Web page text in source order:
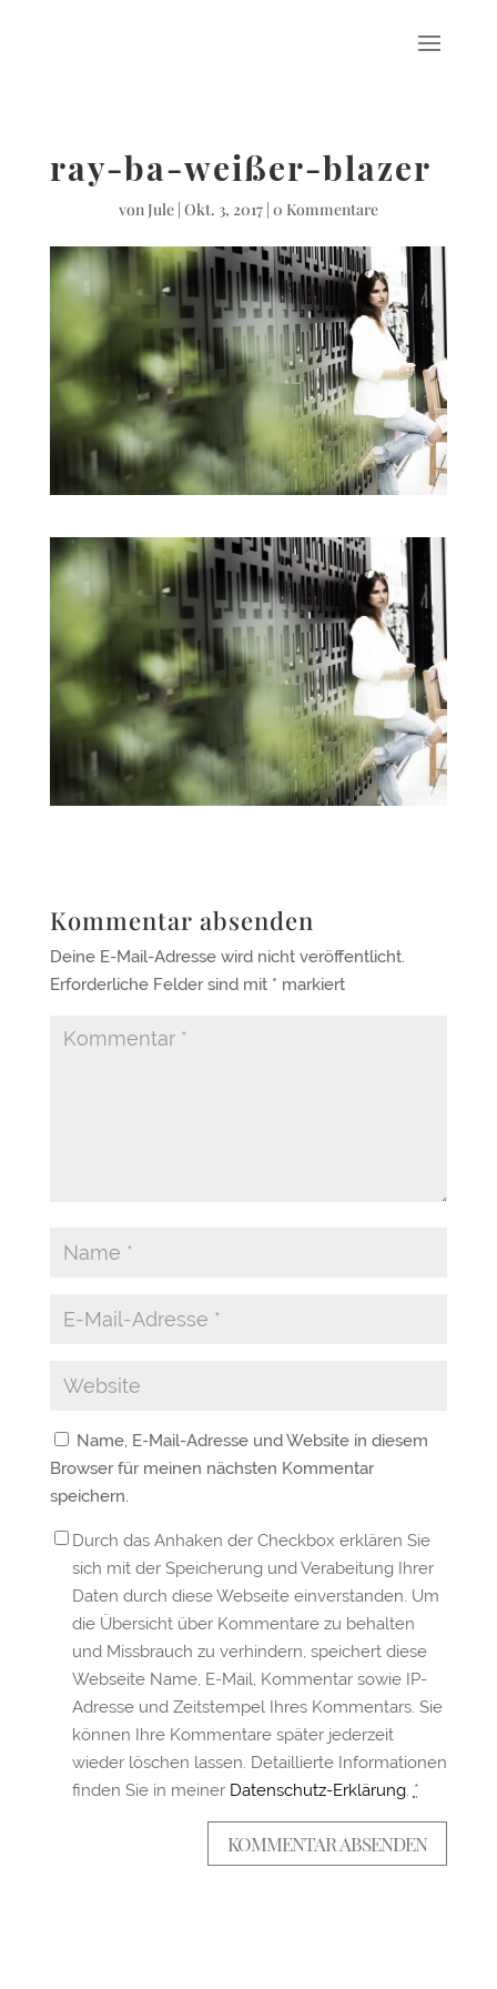
ray-ba-weißer-blazer
vonJule| Okt. 3, 2017| 0 Kommentare
Kommentar absenden
Deine E-Mail-Adresse wird nicht veröffentlicht.
Erforderliche Felder sind mit * markiert
Name, E-Mail-Adresse und Website in diesem
Browser für meinen nächsten Kommentar
speichern.
Durch das Anhaken der Checkbox erklären Sie
sich mit der Speicherung und Verabeitung Ihrer
Daten durch diese Webseite einverstanden. Um
die Übersicht über Kommentare zu behalten
und Missbrauch zu verhindern, speichert diese
Webseite Name, E-Mail, Kommentar sowie IP-
Adresse und Zeitstempel Ihres Kommentars. Sie
können Ihre Kommentare später jederzeit
wieder löschen lassen. Detaillierte Informationen
finden Sie in meiner Datenschutz-Erklärung. *